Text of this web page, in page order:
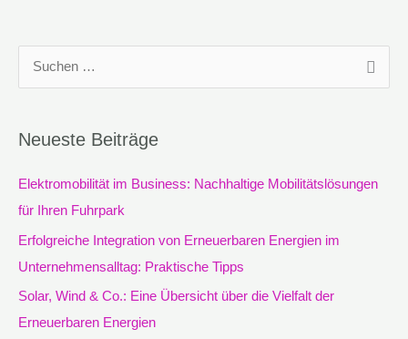
h
e
n
Neueste Beiträge
Elektromobilität im Business: Nachhaltige Mobilitätslösungen
für Ihren Fuhrpark
Erfolgreiche Integration von Erneuerbaren Energien im
Unternehmensalltag: Praktische Tipps
Solar, Wind & Co.: Eine Übersicht über die Vielfalt der
Erneuerbaren Energien